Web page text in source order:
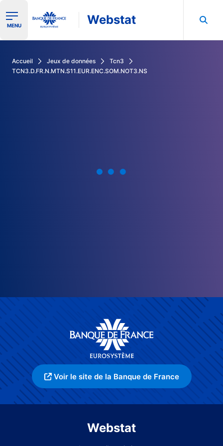
Ouvrir le menu de navigation
MENU Webstat
Accueil Jeux de données
Tcn3
TCN3.D.FR.N.MTN.S11.EUR.ENC.SOM.NOT3.NS
Voir le site de la Banque de France
Webstat